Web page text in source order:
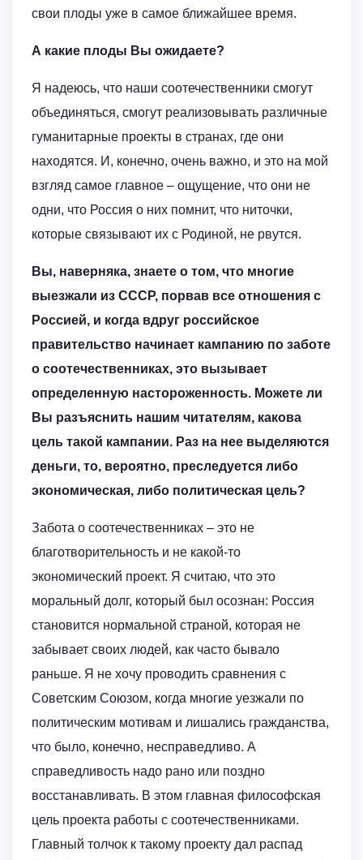
свои плоды уже в самое ближайшее время.
А какие плоды Вы ожидаете?
Я надеюсь, что наши соотечественники смогут
объединяться, смогут реализовывать различные
гуманитарные проекты в странах, где они
находятся. И, конечно, очень важно, и это на мой
взгляд самое главное – ощущение, что они не
одни, что Россия о них помнит, что ниточки,
которые связывают их с Родиной, не рвутся.
Вы, наверняка, знаете о том, что многие
выезжали из СССР, порвав все отношения с
Россией, и когда вдруг российское
правительство начинает кампанию по заботе
о соотечественниках, это вызывает
определенную настороженность. Можете ли
Вы разъяснить нашим читателям, какова
цель такой кампании. Раз на нее выделяются
деньги, то, вероятно, преследуется либо
экономическая, либо политическая цель?
Забота о соотечественниках – это не
благотворительность и не какой-то
экономический проект. Я считаю, что это
моральный долг, который был осознан: Россия
становится нормальной страной, которая не
забывает своих людей, как часто бывало
раньше. Я не хочу проводить сравнения с
Советским Союзом, когда многие уезжали по
политическим мотивам и лишались гражданства,
что было, конечно, несправедливо. А
справедливость надо рано или поздно
восстанавливать. В этом главная философская
цель проекта работы с соотечественниками.
Главный толчок к такому проекту дал распад